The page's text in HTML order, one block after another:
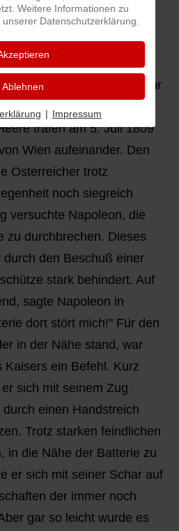
Waffenstillstand kam
Auf der Seite Napoleons
und 584 Geschütze,
unter Erzherzog Karl nur
Geschütze aufbieten
trafen am 5. Juli 1809
Wien aufeinander. Den
Osterreicher trotz
noch siegreich
versuchte Napoleon, die
zu durchbrechen. Dieses
den Beschuß einer
stark behindert. Auf
sagte Napoleon in
dort stört mich!" Für den
in der Nähe stand, war
Kaisers ein Befehl. Kurz
sich mit seinem Zug
einen Handstreich
Trotz starken feindlichen
in die Nähe der Batterie zu
er sich mit seiner Schar auf
der immer noch
gar so leicht wurde es
Weitere Informationen zu
Datenschutzerklärung.
Ablehnen
| Impressum